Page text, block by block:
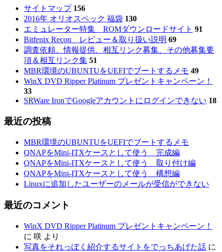
サイトマップ 156
2016年 オリオスペック 福袋 130
エミュレーター特集 ROMダウンロードサイト 91
Bitfenix Recon レビュー＆取り扱い説明 69
調査依頼、情報提供、相互リンク募集、その他募集要
項＆相互リンク集 51
MBR環境のUBUNTUをUEFIでブートするメモ 49
WinX DVD Ripper Platinum プレゼントキャンペーン！
33
SRWare IronでGoogleアカウントにログインできない 18
最近の投稿
MBR環境のUBUNTUをUEFIでブートするメモ
QNAPをMini-ITXケースとして使う 完成編
QNAPをMini-ITXケースとして使う 取り付け編
QNAPをMini-ITXケースとして使う 構想編
Linuxに追加したユーザーのメールが受信ができない
最近のコメント
WinX DVD Ripper Platinum プレゼントキャンペーン！
に 咲 より
写真をそれっぽく紹介するサイトをでっちあげた話 に